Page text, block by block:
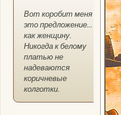
Вот коробит меня
это предложение...
как женщину.
Никогда к белому
платью не
надеваются
коричневые
колготки.